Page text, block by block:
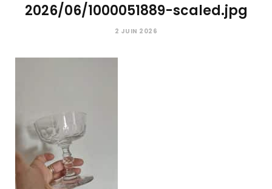
C
2026/06/1000051889-scaled.jpg
2 JUIN 2026